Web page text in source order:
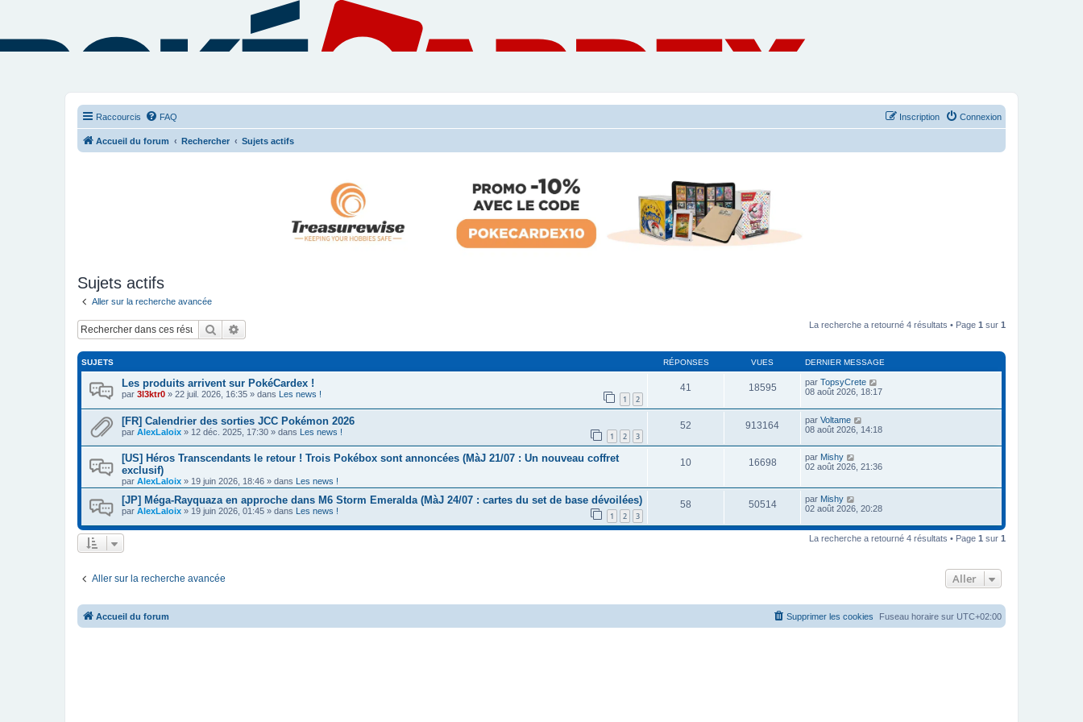
Raccourcis FAQ Connexion
Inscription
Accueil du forum Rechercher Sujets actifs
Sujets actifs
Aller sur la recherche avancée
Rechercher La recherche a retourné 4 résultats • Page 1 sur 1
SUJETS RÉPONSES VUES DERNIER MESSAGE
Les produits arrivent sur PokéCardex !
par 3l3ktr0 » 22 juil. 2026, 16:35 » dans Les news ! 1 2
41 18595 par TopsyCrete
08 août 2026, 18:17
[FR] Calendrier des sorties JCC Pokémon 2026
par AlexLaloix » 12 déc. 2025, 17:30 » dans Les news ! 1 2 3
52 913164 par Voltame
08 août 2026, 14:18
[US] Héros Transcendants le retour ! Trois Pokébox sont annoncées (MàJ 21/07 : Un nouveau coffret
exclusif)
par AlexLaloix » 19 juin 2026, 18:46 » dans Les news !
10 16698 par Mishy
02 août 2026, 21:36
[JP] Méga-Rayquaza en approche dans M6 Storm Emeralda (MàJ 24/07 : cartes du set de base dévoilées)
par AlexLaloix » 19 juin 2026, 01:45 » dans Les news ! 1 2 3
58 50514 par Mishy
02 août 2026, 20:28
La recherche a retourné 4 résultats • Page 1 sur 1
Aller sur la recherche avancée Aller
Accueil du forum Fuseau horaire sur UTC+02:00
Supprimer les cookies